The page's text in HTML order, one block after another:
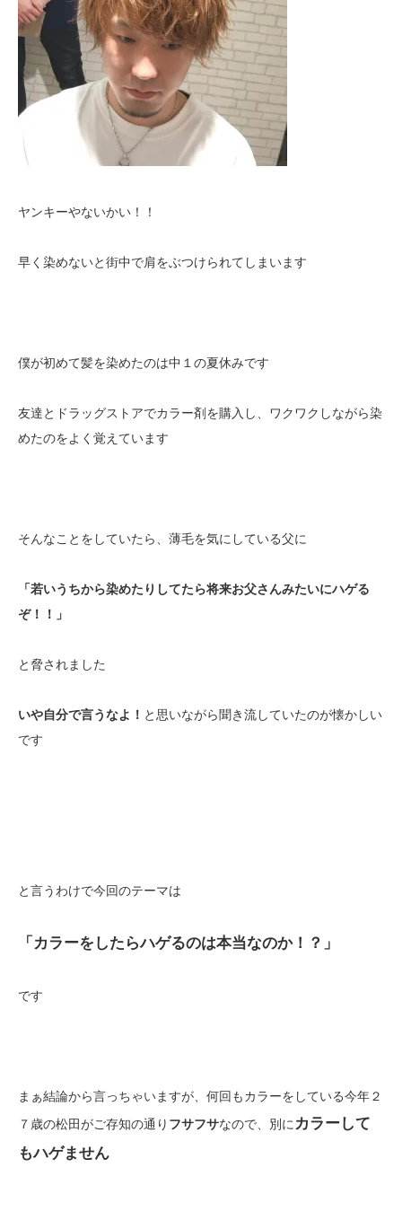
ヤンキーやないかい！！
早く染めないと街中で肩をぶつけられてしまいます
僕が初めて髪を染めたのは中１の夏休みです
友達とドラッグストアでカラー剤を購入し、ワクワクしながら染
めたのをよく覚えています
そんなことをしていたら、薄毛を気にしている父に
「若いうちから染めたりしてたら将来お父さんみたいにハゲる
ぞ！！」
と脅されました
いや自分で言うなよ！ と思いながら聞き流していたのが懐かしい
です
と言うわけで今回のテーマは
「カラーをしたらハゲるのは本当なのか！？」
です
まぁ結論から言っちゃいますが、何回もカラーをしている今年２
７歳の松田がご存知の通り フサフサなので、別に カラーして
もハゲません